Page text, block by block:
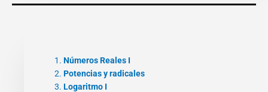
Números Reales I
Potencias y radicales
Logaritmo I